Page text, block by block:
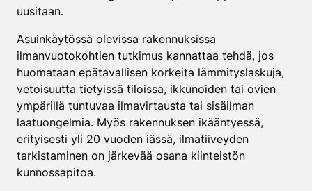
uusitaan.
Asuinkäytössä olevissa rakennuksissa
ilmanvuotokohtien tutkimus kannattaa tehdä, jos
huomataan epätavallisen korkeita lämmityslaskuja,
vetoisuutta tietyissä tiloissa, ikkunoiden tai ovien
ympärillä tuntuvaa ilmavirtausta tai sisäilman
laatuongelmia. Myös rakennuksen ikääntyessä,
erityisesti yli 20 vuoden iässä, ilmatiiveyden
tarkistaminen on järkevää osana kiinteistön
kunnossapitoa.